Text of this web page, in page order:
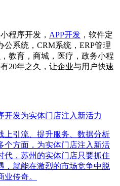
程序开发， APP开发 ，软件定
系统，CRM系统，ERP管理
教育，商城，医疗，政务小程
20年之久，让企业与用户快速
开发为实体门店注入新活力
上引流、提升服务、数据分析
个方面，为实体门店注入新活
代，苏州的实体门店只要抓住
，就能在激烈的市场竞争中脱
传奇。